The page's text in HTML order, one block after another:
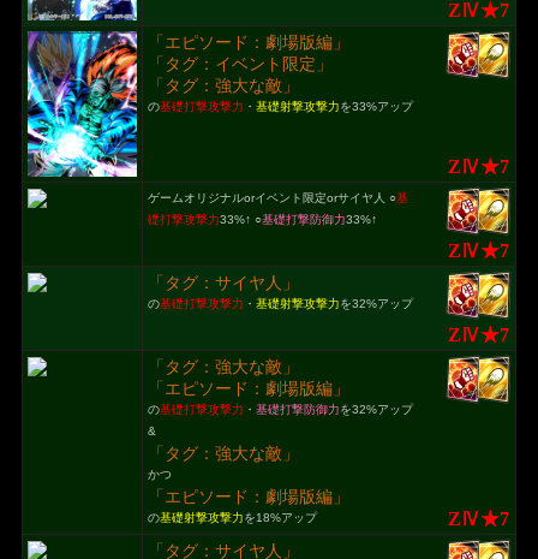
ZⅣ★7
「エピソード：劇場版編」
「タグ：イベント限定」
「タグ：強大な敵」
の基礎打撃攻撃力 ・ 基礎射撃攻撃力を33%アップ
ZⅣ★7
ゲームオリジナルorイベント限定orサイヤ人 ○基
礎打撃攻撃力33%↑ ○基礎打撃防御力33%↑
ZⅣ★7
「タグ：サイヤ人」
の基礎打撃攻撃力 ・ 基礎射撃攻撃力を32%アップ
ZⅣ★7
「タグ：強大な敵」
「エピソード：劇場版編」
の基礎打撃攻撃力 ・ 基礎打撃防御力を32%アップ
&
「タグ：強大な敵」
かつ
「エピソード：劇場版編」
の基礎射撃攻撃力を18%アップ ZⅣ★7
「タグ：サイヤ人」